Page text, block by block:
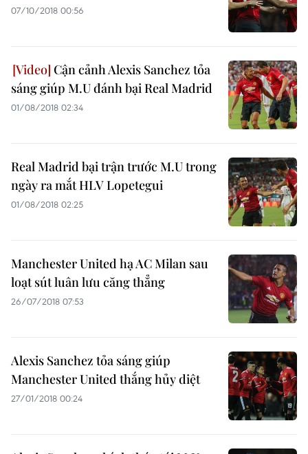
07/10/2018 00:56
Cận cảnh Alexis Sanchez tỏa
sáng giúp M.U đánh bại Real Madrid
01/08/2018 02:34
Real Madrid bại trận trước M.U trong
ngày ra mắt HLV Lopetegui
01/08/2018 02:25
Manchester United hạ AC Milan sau
loạt sút luân lưu căng thẳng
26/07/2018 07:53
Alexis Sanchez tỏa sáng giúp
Manchester United thắng hủy diệt
27/01/2018 00:24